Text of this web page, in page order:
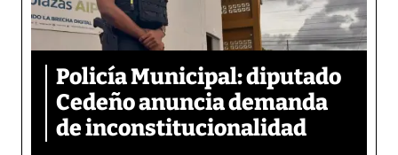
Policía Municipal: diputado
Cedeño anuncia demanda
de inconstitucionalidad